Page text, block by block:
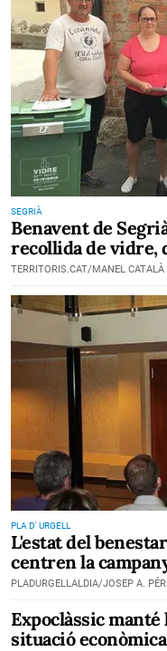
SEGRIÀ
Benavent de
recollida de vidre,
TERRITORIS.CAT/MANEL CATALÀ
PLA D' URGELL
L'estat del
centren la
PLADURGELLALDIA/JOSEP A.
Expoclàssic
situació econòmica